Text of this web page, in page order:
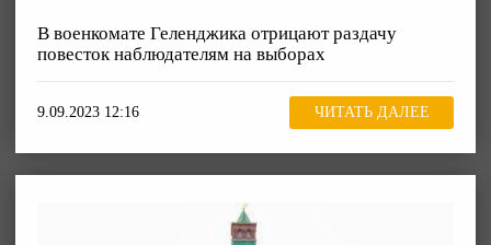
В военкомате Геленджика отрицают раздачу
повесток наблюдателям на выборах
9.09.2023 12:16 ЧИТАТЬ ДАЛЕЕ